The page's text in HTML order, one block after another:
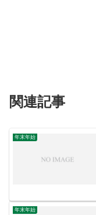
関連記事
年末年始
年末年始